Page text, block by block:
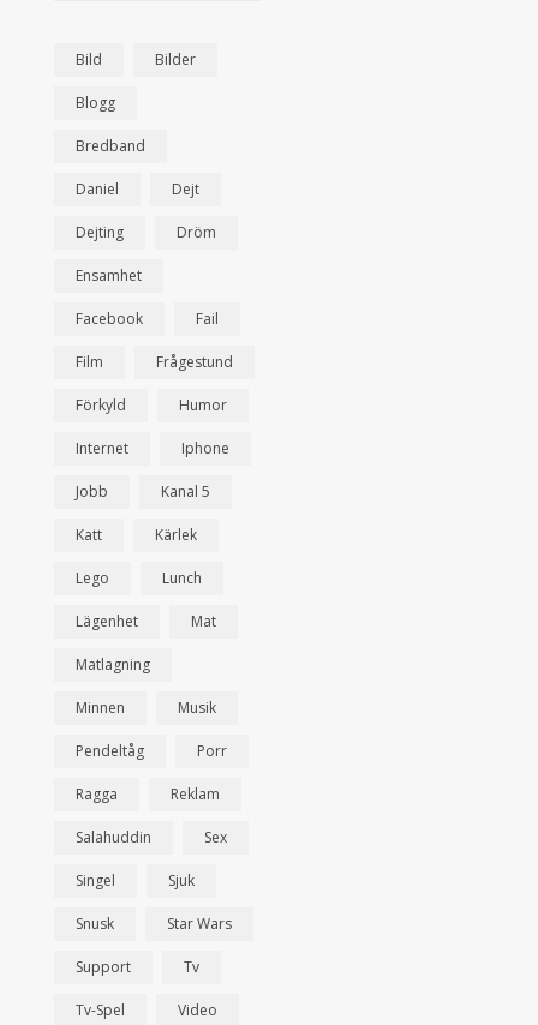
Bild Bilder
Blogg
Bredband
Daniel Dejt
Dejting Dröm
Ensamhet
Facebook Fail
Film Frågestund
Förkyld Humor
Internet Iphone
Jobb Kanal 5
Katt Kärlek
Lego Lunch
Lägenhet Mat
Matlagning
Minnen Musik
Pendeltåg Porr
Ragga Reklam
Salahuddin Sex
Singel Sjuk
Snusk Star Wars
Support Tv
Tv-Spel Video